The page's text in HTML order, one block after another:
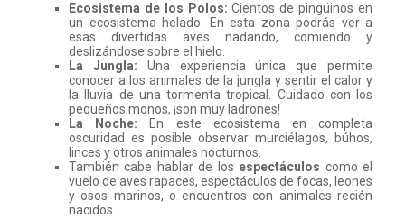
Ecosistema de los Polos:Cientos de pingüinos en
un ecosistema helado. En esta zona podrás ver a
esas divertidas aves nadando, comiendo y
deslizándose sobre el hielo.
La Jungla: Una experiencia única que permite
conocer a los animales de la jungla y sentir el calor y
la lluvia de una tormenta tropical. Cuidado con los
pequeños monos, ¡son muy ladrones!
La Noche:
En este ecosistema en completa
oscuridad es posible observar murciélagos, búhos,
linces y otros animales nocturnos.
También cabe hablar de los espectáculos como el
vuelo de aves rapaces, espectáculos de focas, leones
y osos marinos, o encuentros con animales recién
nacidos.